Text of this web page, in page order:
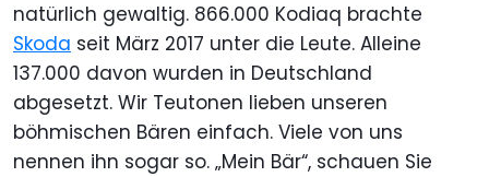
natürlich gewaltig. 866.000 Kodiaq brachte
Skoda seit März 2017 unter die Leute. Alleine
137.000 davon wurden in Deutschland
abgesetzt. Wir Teutonen lieben unseren
böhmischen Bären einfach. Viele von uns
nennen ihn sogar so. „Mein Bär“, schauen Sie